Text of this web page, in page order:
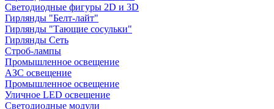
Светодиодные фигуры 2D и 3D
Гирлянды "Белт-лайт"
Гирлянды "Тающие сосульки"
Гирлянды Сеть
Строб-лампы
Промышленное освещение
АЗС освещение
Промышленное освещение
Уличное LED освещение
Светодиодные модули